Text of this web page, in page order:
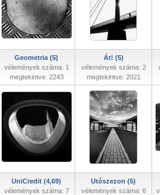
Geometria (5)
vélemények száma: 1
megtekintve: 2243
Át! (5)
vélemények száma: 2
megtekintve: 2021
UniCredit (4,69)
vélemények száma: 7
Utószezon (5)
vélemények száma: 6